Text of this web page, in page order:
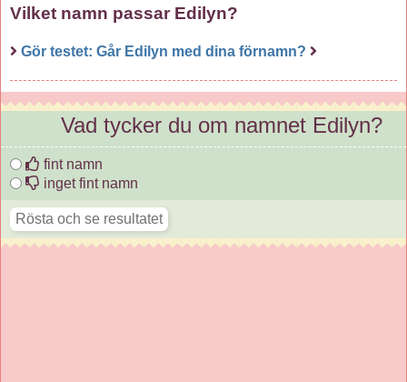
Vilket namn passar Edilyn?
Gör testet: Går Edilyn med dina förnamn?
Vad tycker du om namnet Edilyn?
fint namn
inget fint namn